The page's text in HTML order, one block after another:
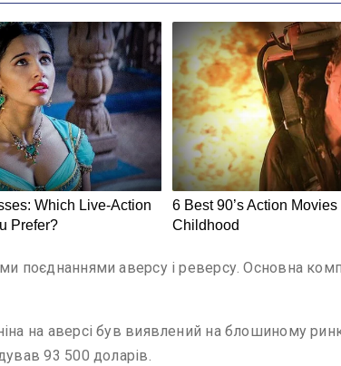
поєднаннями аверсу і реверсу. Основна
на аверсі був виявлений на блошиному
93 500 доларів.